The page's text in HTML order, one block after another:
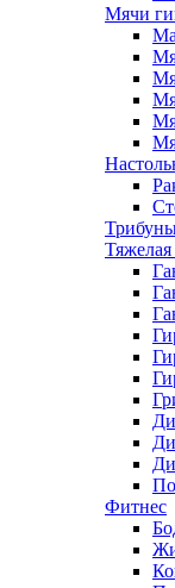
Мячи
Тяжелая
Фитнес